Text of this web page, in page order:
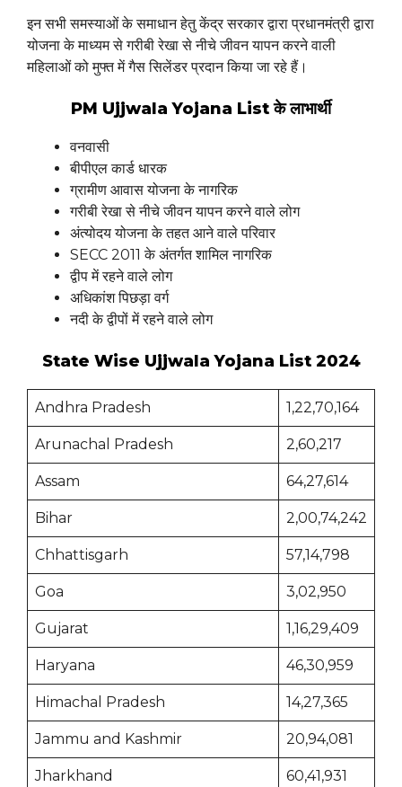
इन सभी समस्याओं के समाधान हेतु केंद्र सरकार द्वारा प्रधानमंत्री द्वारा
योजना के माध्यम से गरीबी रेखा से नीचे जीवन यापन करने वाली
महिलाओं को मुफ्त में गैस सिलेंडर प्रदान किया जा रहे हैं।
PM Ujjwala Yojana List के लाभार्थी
वनवासी
बीपीएल कार्ड धारक
ग्रामीण आवास योजना के नागरिक
गरीबी रेखा से नीचे जीवन यापन करने वाले लोग
अंत्योदय योजना के तहत आने वाले परिवार
SECC 2011 के अंतर्गत शामिल नागरिक
द्वीप में रहने वाले लोग
अधिकांश पिछड़ा वर्ग
नदी के द्वीपों में रहने वाले लोग
State Wise Ujjwala Yojana List 2024
Andhra Pradesh 1,22,70,164
Arunachal Pradesh 2,60,217
Assam 64,27,614
Bihar 2,00,74,242
Chhattisgarh 57,14,798
Goa 3,02,950
Gujarat 1,16,29,409
Haryana 46,30,959
Himachal Pradesh 14,27,365
Jammu and Kashmir 20,94,081
Jharkhand 60,41,931